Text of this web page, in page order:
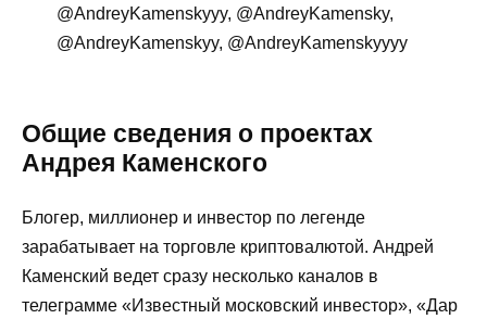
@AndreyKamenskyyy, @AndreyKamensky,
@AndreyKamenskyy, @AndreyKamenskyyyy
Общие сведения о проектах
Андрея Каменского
Блогер, миллионер и инвестор по легенде
зарабатывает на торговле криптовалютой. Андрей
Каменский ведет сразу несколько каналов в
телеграмме «Известный московский инвестор», «Дар